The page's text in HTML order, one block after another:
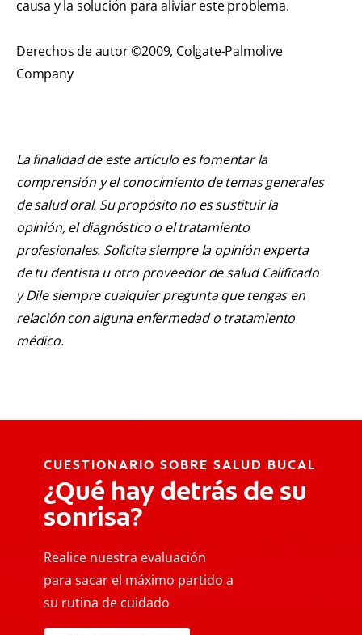
causa y la solución para aliviar este problema.
Derechos de autor ©2009, Colgate-Palmolive
Company
La finalidad de este artículo es fomentar la
comprensión y el conocimiento de temas generales
de salud oral. Su propósito no es sustituir la
opinión, el diagnóstico o el tratamiento
profesionales. Solicita siempre la opinión experta
de tu dentista u otro proveedor de salud Calificado
y Dile siempre cualquier pregunta que tengas en
relación con alguna enfermedad o tratamiento
médico.
CUESTIONARIO SOBRE SALUD BUCAL
¿Qué hay detrás de su
sonrisa?
Realice nuestra evaluación
para sacar el máximo partido a
su rutina de cuidado